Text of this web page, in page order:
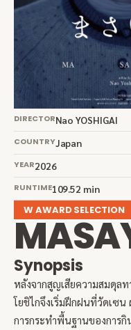
DIRECTORNao YOSHIGAI
COUNTRYJapan
YEAR2026
RUNTIME109.52 min
W AWARD SELECTION
Synopsis
หลังจากสูญเสียความสมดุลท
โยชิไกจึงเริ่มฝึกฝนที่วัดเซ
การกระทำพื้นฐานของการ